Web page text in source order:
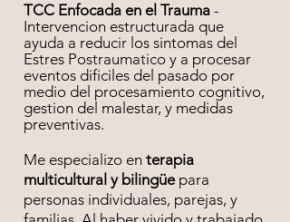
TCC Enfocada en el Trauma -
Intervencion estructurada que
ayuda a reducir los sintomas del
Estres Postraumatico y a procesar
eventos dificiles del pasado por
medio del procesamiento cognitivo,
gestion del malestar, y medidas
preventivas.
Me especializo en terapia
multicultural y bilingüe para
personas individuales, parejas, y